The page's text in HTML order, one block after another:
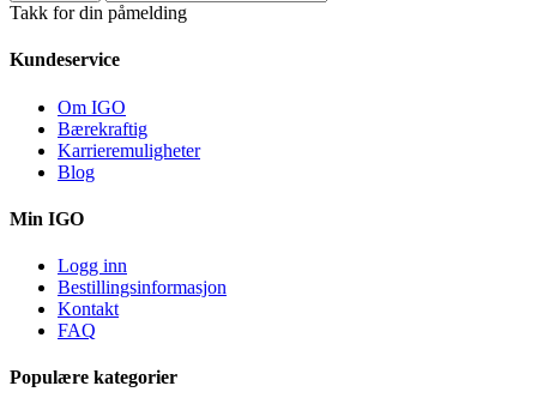
Takk for din påmelding
Kundeservice
Om IGO
Bærekraftig
Karrieremuligheter
Blog
Min IGO
Logg inn
Bestillingsinformasjon
Kontakt
FAQ
Populære kategorier